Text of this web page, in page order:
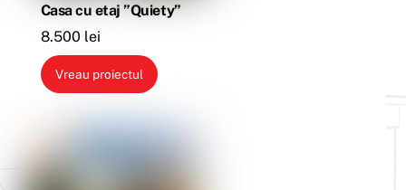
Casa cu etaj ”Quiety”
8.500 lei
Vreau proiectul